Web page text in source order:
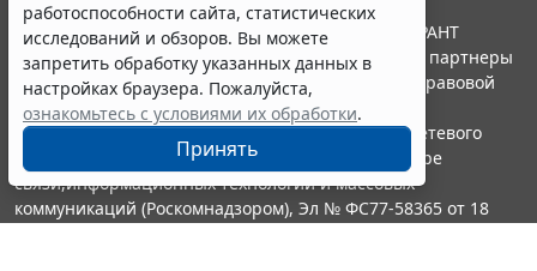
работоспособности сайта, статистических
исследований и обзоров. Вы можете
запретить обработку указанных данных в
настройках браузера. Пожалуйста,
ознакомьтесь с условиями их обработки.
Принять
© ООО "НПП "ГАРАНТ-СЕРВИС", 2026. Система ГАРАНТ
выпускается с 1990 года. Компания "Гарант" и ее партнеры
являются участниками Российской ассоциации правовой
информации ГАРАНТ.
Портал ГАРАНТ.РУ зарегистрирован в качестве сетевого
издания Федеральной службой по надзору в сфере
связи,информационных технологий и массовых
коммуникаций (Роскомнадзором), Эл № ФС77-58365 от 18